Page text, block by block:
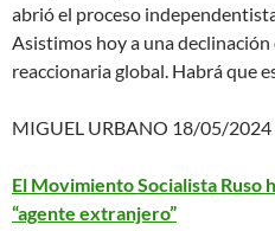
abrió el proceso
Asistimos hoy a una
reaccionaria global. Habrá que
MIGUEL URBANO 18/05/2024
El Movimiento Socialista Ruso
“agente extranjero”